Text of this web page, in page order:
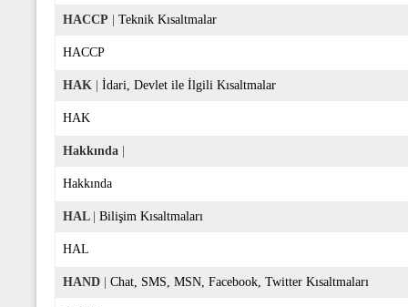
HACCP Teknik Kısaltmalar
HACCP
HAK İdari, Devlet ile İlgili Kısaltmalar
HAK
Hakkında
Hakkında
HAL Bilişim Kısaltmaları
HAL
HAND Chat, SMS, MSN, Facebook, Twitter Kısaltmaları